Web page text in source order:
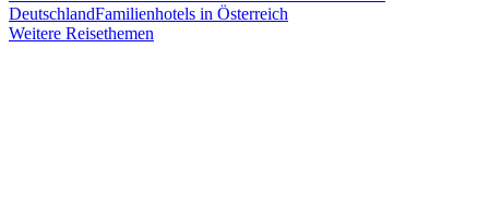
DeutschlandFamilienhotels in Österreich
Weitere Reisethemen